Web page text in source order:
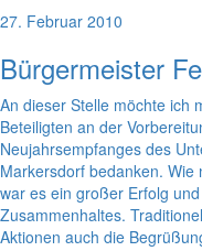
27. Februar 2010
Bürgermeister
An dieser Stelle möchte ich
Beteiligten an der
Neujahrsempfanges des
Markersdorf bedanken.
war es ein großer Erfolg
Zusammenhaltes.
Aktionen auch die